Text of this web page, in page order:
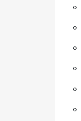
⚬
⚬
⚬
⚬
⚬
⚬